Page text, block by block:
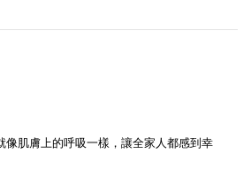
肌膚上的呼吸一樣，讓全家人都感到幸